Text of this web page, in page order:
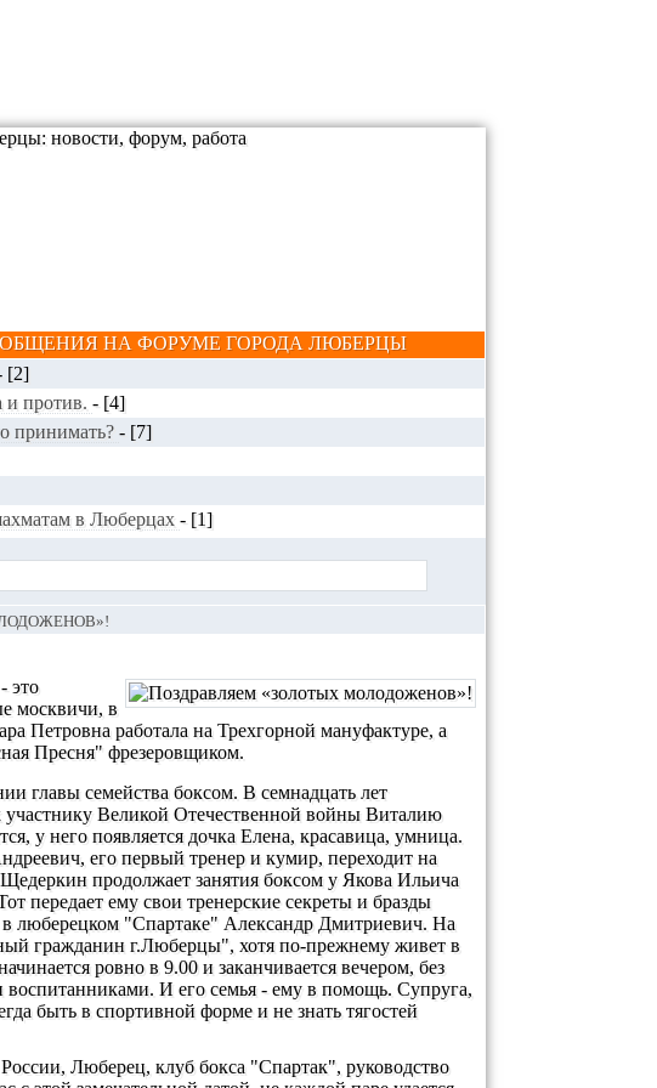
НА ФОРУМЕ ГОРОДА ЛЮБЕРЦЫ
[2]
и против. - [4]
принимать? - [7]
в Люберцах - [1]
это
москвичи, в
Петровна работала на Трехгорной мануфактуре, а
Пресня" фрезеровщиком.
главы семейства боксом. В семнадцать лет
Великой Отечественной войны Виталию
у него появляется дочка Елена, красавица, умница.
его первый тренер и кумир, переходит на
продолжает занятия боксом у Якова Ильича
передает ему свои тренерские секреты и бразды
люберецком "Спартаке" Александр Дмитриевич. На
гражданин г.Люберцы", хотя по-прежнему живет в
ровно в 9.00 и заканчивается вечером, без
И его семья - ему в помощь. Супруга,
быть в спортивной форме и не знать тягостей
Люберец, клуб бокса "Спартак", руководство